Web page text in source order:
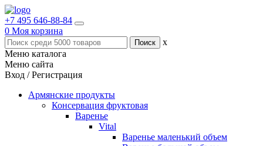
+7 495 646-88-84
0 Моя корзина
x
Меню каталога
Меню сайта
Вход / Регистрация
Армянские продукты
Консервация фруктовая
Варенье
Vital
Варенье маленький объем